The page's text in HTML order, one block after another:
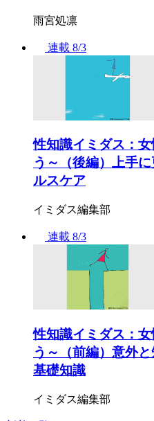
雨宮処凛
連載 8/3
性知識イミダス：
う～（後編）上手
ルスケア
イミダス編集部
連載 8/3
性知識イミダス：
う～（前編）意外
基礎知識
イミダス編集部